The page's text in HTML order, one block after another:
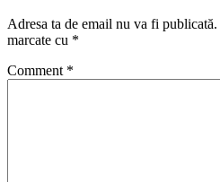
Adresa ta de email nu va fi publicată.
marcate cu *
Comment *